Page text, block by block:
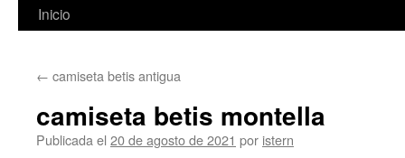
Saltar
contenido
Inicio
← camiseta betis antigua
camiseta betis montella
Publicada el 20 de agosto de 2021 por istern